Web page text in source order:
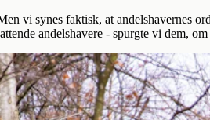
vi synes faktisk, at andelshavernes
andelshavere - spurgte vi dem,